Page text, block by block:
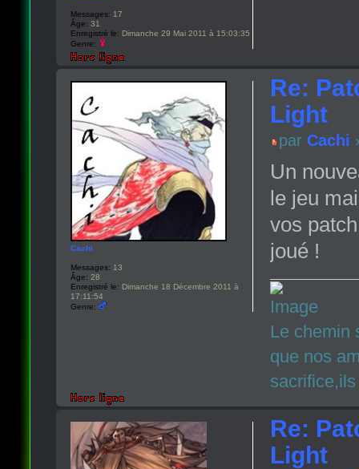
Messages: 17
Âge: 31
Enregistré le: Dimanche 29 Mai 2011 à 15:03:35
Genre:
Re:
Light
par Cachi
Un
le jeu
vos
joué !
Le chemin
que nos
Cachi
Messages: 13
Âge: 28
Enregistré le: Dimanche 18 Décembre 2011 à
17:11:54
Genre:
Re:
Light